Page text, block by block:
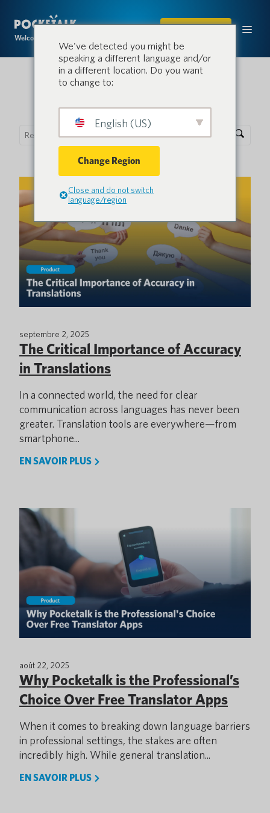
Welcome to the conversation.
ACHETER
Blog Pocketalk
septembre 2, 2025
The Critical Importance of Accuracy
in Translations
In a connected world, the need for clear
communication across languages has never been
greater. Translation tools are everywhere—from
smartphone...
EN SAVOIR PLUS
août 22, 2025
Why Pocketalk is the Professional’s
Choice Over Free Translator Apps
When it comes to breaking down language barriers
in professional settings, the stakes are often
incredibly high. While general translation...
EN SAVOIR PLUS
We've detected you might be
speaking a different language and/or
in a different location. Do you want
to change to:
English (US)
Change Region
Close and do not switch
language/region